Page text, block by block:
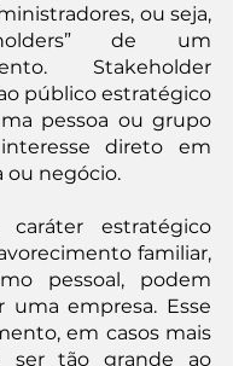
ou seja,
de um
Stakeholder
público estratégico
pessoa ou grupo
direto em
ou negócio.
caráter estratégico
familiar,
pessoal, podem
uma empresa. Esse
em casos mais
ser tão grande ao